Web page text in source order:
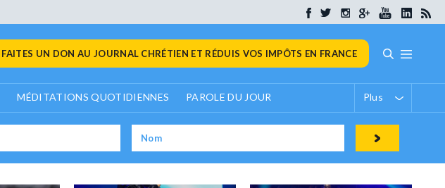
FAITES UN DON AU JOURNAL CHRÉTIEN ET RÉDUIS VOS IMPÔTS EN FRANCE
MÉDITATIONS QUOTIDIENNES PAROLE DU JOUR Plus